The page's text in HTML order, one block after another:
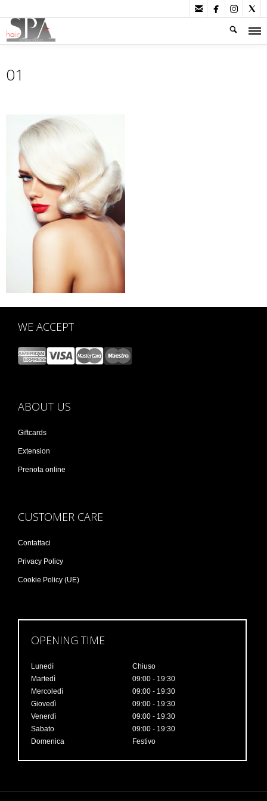
   
01
WE ACCEPT
ABOUT US
Giftcards
Extension
Prenota online
CUSTOMER CARE
Contattaci
Privacy Policy
Cookie Policy (UE)
OPENING TIME
Lunedì
Chiuso
Martedì
09:00 - 19:30
Mercoledì
09:00 - 19:30
Giovedì
09:00 - 19:30
Venerdì
09:00 - 19:30
Sabato
09:00 - 19:30
Domenica
Festivo